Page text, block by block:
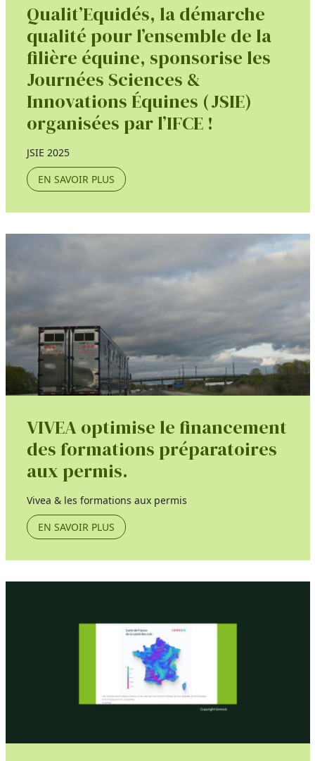
Qualit’Equidés, la démarche
qualité pour l’ensemble de la
filière équine, sponsorise les
Journées Sciences &
Innovations Équines (JSIE)
organisées par l’IFCE !
JSIE 2025
EN SAVOIR PLUS
VIVEA optimise le financement
des formations préparatoires
aux permis.
Vivea & les formations aux permis
EN SAVOIR PLUS